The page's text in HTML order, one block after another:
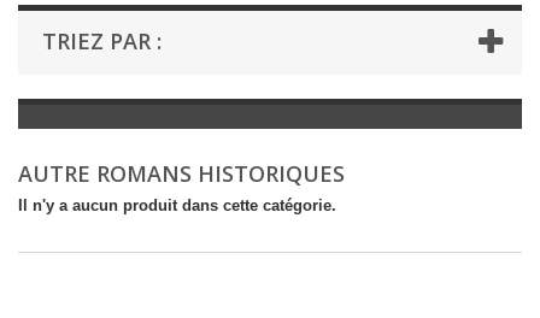
+
LIVRES : JEUNESSE
LIVRES ANCIENS AVANT 1900
TRIEZ PAR :
AUTRE ROMANS HISTORIQUES
Il n'y a aucun produit dans cette catégorie.